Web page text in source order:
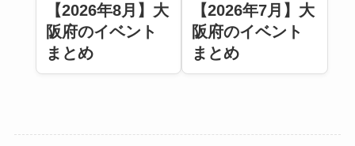
【2026年8月】大
阪府のイベント
まとめ
【2026年7月】大
阪府のイベント
まとめ